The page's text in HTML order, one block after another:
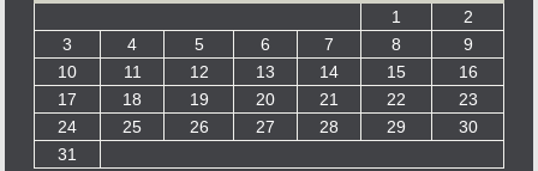
1
2
3
4 5 6 7 8
9
10
11 12 13 14 15
16
17
18 19 20 21 22
23
24
25 26 27 28 29
30
31